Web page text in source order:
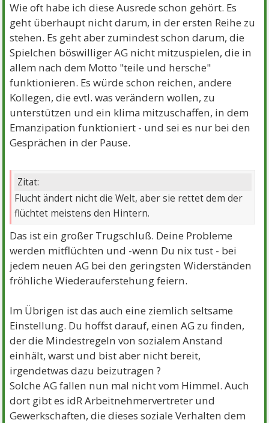
Wie oft habe ich diese Ausrede schon gehört. Es
geht überhaupt nicht darum, in der ersten Reihe zu
stehen. Es geht aber zumindest schon darum, die
Spielchen böswilliger AG nicht mitzuspielen, die in
allem nach dem Motto "teile und hersche"
funktionieren. Es würde schon reichen, andere
Kollegen, die evtl. was verändern wollen, zu
unterstützen und ein klima mitzuschaffen, in dem
Emanzipation funktioniert - und sei es nur bei den
Gesprächen in der Pause.
Zitat:
Flucht ändert nicht die Welt, aber sie rettet dem der
flüchtet meistens den Hintern.
Das ist ein großer Trugschluß. Deine Probleme
werden mitflüchten und -wenn Du nix tust - bei
jedem neuen AG bei den geringsten Widerständen
fröhliche Wiederauferstehung feiern.
Im Übrigen ist das auch eine ziemlich seltsame
Einstellung. Du hoffst darauf, einen AG zu finden,
der die Mindestregeln von sozialem Anstand
einhält, warst und bist aber nicht bereit,
irgendetwas dazu beizutragen ?
Solche AG fallen nun mal nicht vom Himmel. Auch
dort gibt es idR Arbeitnehmervertreter und
Gewerkschaften, die dieses soziale Verhalten dem